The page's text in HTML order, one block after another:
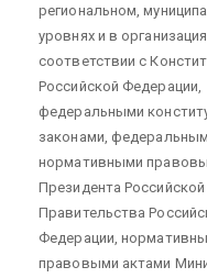
региональном,
уровнях и в
соответствии с
Российской Федерации,
федеральными
законами,
нормативными
Президента
Правительства
Федерации,
правовыми актами